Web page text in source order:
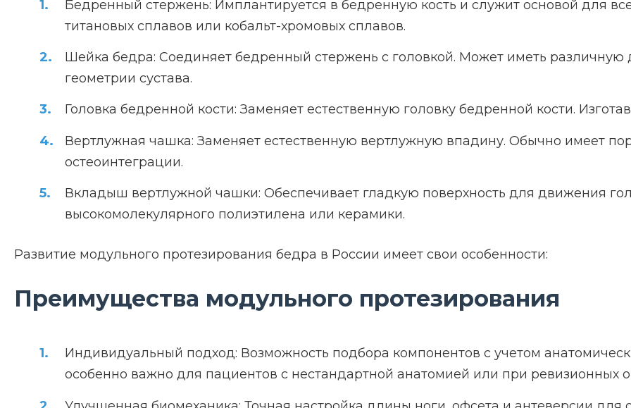
Бедренный стержень: Имплантируется в бедренную кость и служит основой для
титановых сплавов или кобальт-хромовых сплавов.
Шейка бедра: Соединяет бедренный стержень с головкой. Может иметь различную
геометрии сустава.
Головка бедренной кости: Заменяет естественную головку бедренной кости.
Вертлужная чашка: Заменяет естественную вертлужную впадину. Обычно имеет
остеоинтеграции.
Вкладыш вертлужной чашки: Обеспечивает гладкую поверхность для движения
высокомолекулярного полиэтилена или керамики.
Развитие модульного протезирования бедра в России имеет свои особенности:
Преимущества модульного протезирования
Индивидуальный подход: Возможность подбора компонентов с учетом
особенно важно для пациентов с нестандартной анатомией или при ревизионных